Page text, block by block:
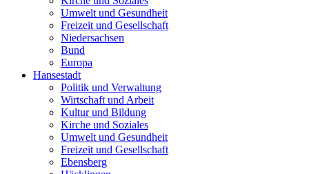
Umwelt und Gesundheit
Freizeit und Gesellschaft
Niedersachsen
Bund
Europa
Hansestadt
Politik und Verwaltung
Wirtschaft und Arbeit
Kultur und Bildung
Kirche und Soziales
Umwelt und Gesundheit
Freizeit und Gesellschaft
Ebensberg